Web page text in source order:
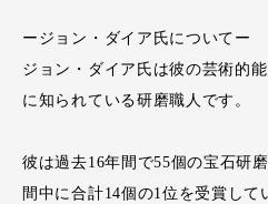
ージョン・ダイア氏についてー
ジョン・ダイア氏は彼の芸術的
に知られている研磨職人です。
彼は過去16年間で55個の宝石研
間中に合計14個の1位を受賞して